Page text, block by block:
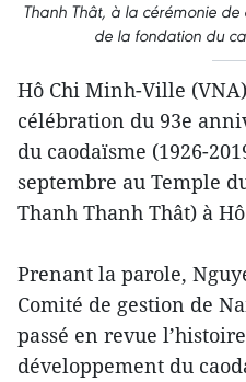
Thanh Thât, à la cérémonie
de la fondation du
Hô Chi Minh-Ville
célébration du 93e
du caodaïsme (1926-
septembre au Temple
Thanh Thanh Thât) à
Prenant la parole,
Comité de gestion de
passé en revue
développement du